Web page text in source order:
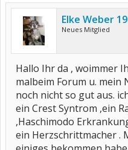
Elke Weber
Neues Mitglied
Hallo Ihr da , woimmer
malbeim Forum u. mein
noch nicht so gut aus.
ein Crest Syntrom ,ein
,Haschimodo
ein Herzschrittmacher .